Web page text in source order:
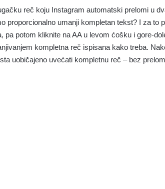
reč koju Instagram automatski prelomi u
proporcionalno umanji kompletan tekst? I za to
pa potom kliknite na AA u levom ćošku i gore-
kompletna reč ispisana kako treba.
uobičajeno uvećati kompletnu reč – bez